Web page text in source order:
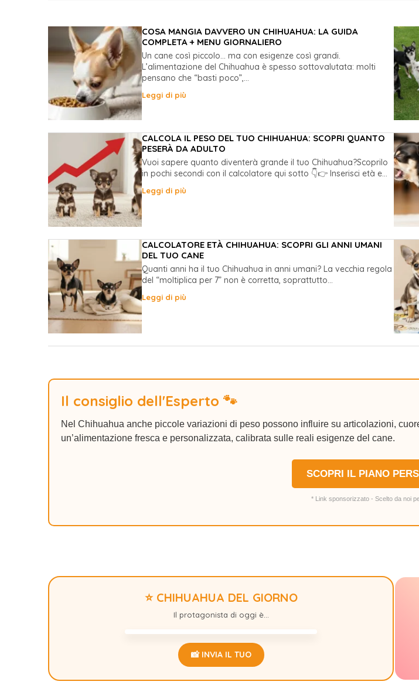
COSA MANGIA DAVVERO UN CHIHUAHUA: LA GUIDA
COMPLETA + MENU GIORNALIERO
Un cane così piccolo… ma con esigenze così grandi.
L’alimentazione del Chihuahua è spesso sottovalutata: molti
pensano che “basti poco”,...
Leggi di più
CALCOLA IL PESO DEL TUO CHIHUAHUA: SCOPRI QUANTO
PESERÀ DA ADULTO
Vuoi sapere quanto diventerà grande il tuo Chihuahua?Scoprilo
in pochi secondi con il calcolatore qui sotto 👇👉 Inserisci età e...
Leggi di più
CALCOLATORE ETÀ CHIHUAHUA: SCOPRI GLI ANNI UMANI
DEL TUO CANE
Quanti anni ha il tuo Chihuahua in anni umani? La vecchia regola
del “moltiplica per 7” non è corretta, soprattutto...
Leggi di più
Il consiglio dell'Esperto 🐾
Nel Chihuahua anche piccole variazioni di peso possono influire su articolazioni,
un’alimentazione fresca e personalizzata, calibrata sulle reali esigenze del cane.
SCOPRI IL PIANO
* Link sponsorizzato - Scelto da noi
⭐ CHIHUAHUA DEL GIORNO
Il protagonista di oggi è...
📸 INVIA IL TUO